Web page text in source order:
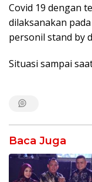
Covid 19 dengan
dilaksanakan
personil stand by
Situasi sampai
Baca Juga